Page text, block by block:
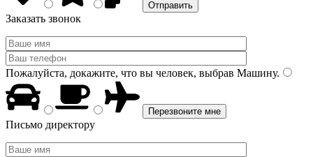
Заказать звонок
Пожалуйста, докажите, что вы человек, выбрав Машину.
Письмо директору